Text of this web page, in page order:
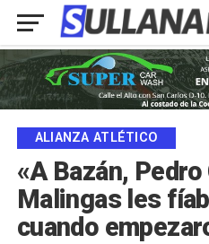
ALIANZA ATLÉTICO
«A Bazán, Pedro
Malingas les
cuando